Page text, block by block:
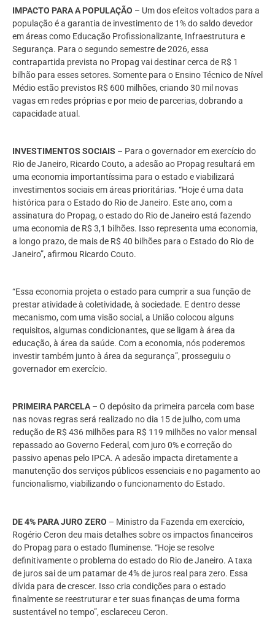
IMPACTO PARA A POPULAÇÃO – Um dos efeitos voltados para a
população é a garantia de investimento de 1% do saldo devedor
em áreas como Educação Profissionalizante, Infraestrutura e
Segurança. Para o segundo semestre de 2026, essa
contrapartida prevista no Propag vai destinar cerca de R$ 1
bilhão para esses setores. Somente para o Ensino Técnico de Nível
Médio estão previstos R$ 600 milhões, criando 30 mil novas
vagas em redes próprias e por meio de parcerias, dobrando a
capacidade atual.
INVESTIMENTOS SOCIAIS – Para o governador em exercício do
Rio de Janeiro, Ricardo Couto, a adesão ao Propag resultará em
uma economia importantíssima para o estado e viabilizará
investimentos sociais em áreas prioritárias. “Hoje é uma data
histórica para o Estado do Rio de Janeiro. Este ano, com a
assinatura do Propag, o estado do Rio de Janeiro está fazendo
uma economia de R$ 3,1 bilhões. Isso representa uma economia,
a longo prazo, de mais de R$ 40 bilhões para o Estado do Rio de
Janeiro”, afirmou Ricardo Couto.
“Essa economia projeta o estado para cumprir a sua função de
prestar atividade à coletividade, à sociedade. E dentro desse
mecanismo, com uma visão social, a União colocou alguns
requisitos, algumas condicionantes, que se ligam à área da
educação, à área da saúde. Com a economia, nós poderemos
investir também junto à área da segurança”, prosseguiu o
governador em exercício.
PRIMEIRA PARCELA– O depósito da primeira parcela com base
nas novas regras será realizado no dia 15 de julho, com uma
redução de R$ 436 milhões para R$ 119 milhões no valor mensal
repassado ao Governo Federal, com juro 0% e correção do
passivo apenas pelo IPCA. A adesão impacta diretamente a
manutenção dos serviços públicos essenciais e no pagamento ao
funcionalismo, viabilizando o funcionamento do Estado.
DE 4% PARA JURO ZERO – Ministro da Fazenda em exercício,
Rogério Ceron deu mais detalhes sobre os impactos financeiros
do Propag para o estado fluminense. “Hoje se resolve
definitivamente o problema do estado do Rio de Janeiro. A taxa
de juros sai de um patamar de 4% de juros real para zero. Essa
dívida para de crescer. Isso cria condições para o estado
finalmente se reestruturar e ter suas finanças de uma forma
sustentável no tempo”, esclareceu Ceron.